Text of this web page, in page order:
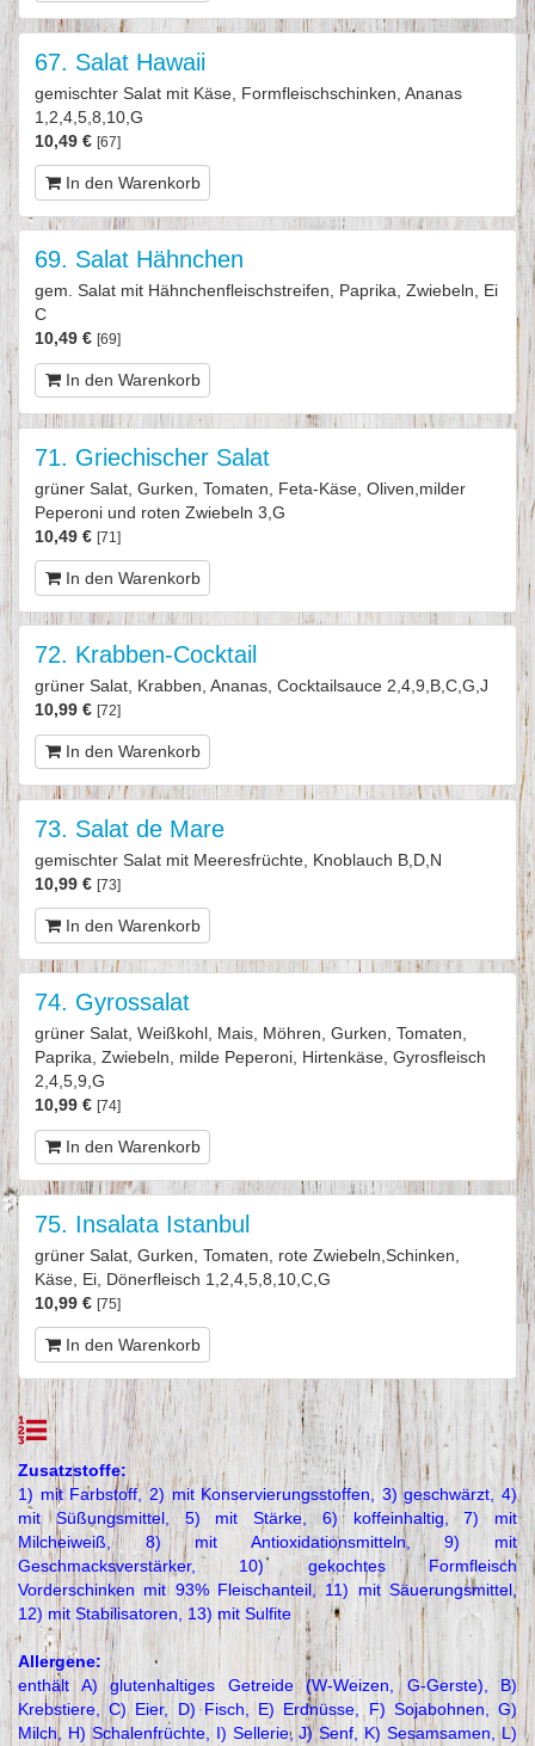
67. Salat Hawaii
gemischter Salat mit Käse, Formfleischschinken, Ananas
1,2,4,5,8,10,G
10,49 € [67]
In den Warenkorb
69. Salat Hähnchen
gem. Salat mit Hähnchenfleischstreifen, Paprika, Zwiebeln, Ei
C
10,49 € [69]
In den Warenkorb
71. Griechischer Salat
grüner Salat, Gurken, Tomaten, Feta-Käse, Oliven,milder
Peperoni und roten Zwiebeln 3,G
10,49 € [71]
In den Warenkorb
72. Krabben-Cocktail
grüner Salat, Krabben, Ananas, Cocktailsauce 2,4,9,B,C,G,J
10,99 € [72]
In den Warenkorb
73. Salat de Mare
gemischter Salat mit Meeresfrüchte, Knoblauch B,D,N
10,99 € [73]
In den Warenkorb
74. Gyrossalat
grüner Salat, Weißkohl, Mais, Möhren, Gurken, Tomaten,
Paprika, Zwiebeln, milde Peperoni, Hirtenkäse, Gyrosfleisch
2,4,5,9,G
10,99 € [74]
In den Warenkorb
75. Insalata Istanbul
grüner Salat, Gurken, Tomaten, rote Zwiebeln,Schinken,
Käse, Ei, Dönerfleisch 1,2,4,5,8,10,C,G
10,99 € [75]
In den Warenkorb
Zusatzstoffe:
1) mit Farbstoff, 2) mit Konservierungsstoffen, 3) geschwärzt, 4)
mit Süßungsmittel, 5) mit Stärke, 6) koffeinhaltig, 7) mit
Milcheiweiß, 8) mit Antioxidationsmitteln, 9) mit
Geschmacksverstärker, 10) gekochtes Formfleisch
Vorderschinken mit 93% Fleischanteil, 11) mit Säuerungsmittel,
12) mit Stabilisatoren, 13) mit Sulfite
Allergene:
enthält A) glutenhaltiges Getreide (W-Weizen, G-Gerste), B)
Krebstiere, C) Eier, D) Fisch, E) Erdnüsse, F) Sojabohnen, G)
Milch, H) Schalenfrüchte, I) Sellerie, J) Senf, K) Sesamsamen, L)